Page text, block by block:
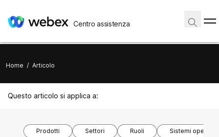
Centro assistenza
Home / Articolo
Questo articolo si applica a:
Prodotti Settori Ruoli Sistemi operativi